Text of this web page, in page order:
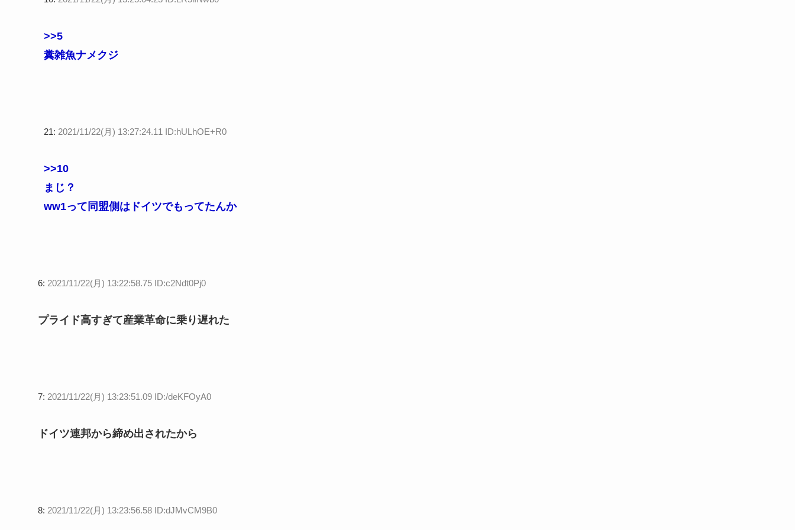
>>5
糞雑魚ナメクジ
21: 2021/11/22(月) 13:27:24.11 ID:hULhOE+R0
>>10
まじ？
ww1って同盟側はドイツでもってたんか
6: 2021/11/22(月) 13:22:58.75 ID:c2Ndt0Pj0
プライド高すぎて産業革命に乗り遅れた
7: 2021/11/22(月) 13:23:51.09 ID:/deKFOyA0
ドイツ連邦から締め出されたから
8: 2021/11/22(月) 13:23:56.58 ID:dJMvCM9B0